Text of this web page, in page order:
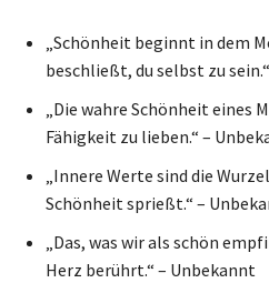
„Schönheit beginnt in dem
beschließt, du selbst zu
„Die wahre Schönheit eines
Fähigkeit zu lieben.“ –
„Innere Werte sind die
Schönheit sprießt.“ –
„Das, was wir als schön
Herz berührt.“ – Unbekannt